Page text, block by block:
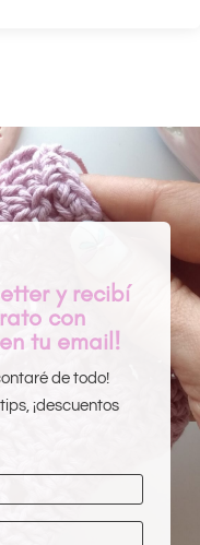
y recibí
con
tu email!
de todo!
¡descuentos